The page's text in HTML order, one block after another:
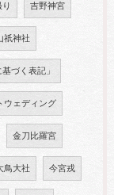
吉野神宮
祇神社
づく表記」
ウェディング
金刀比羅宮
鳥大社 今宮戎